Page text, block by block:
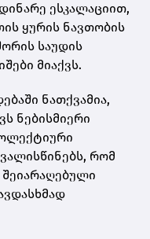
ესკალაციით,
ყურის ნავთობის
საუდის
მიაქვს.
ნათქვამია,
ნებისმიერი
რომ